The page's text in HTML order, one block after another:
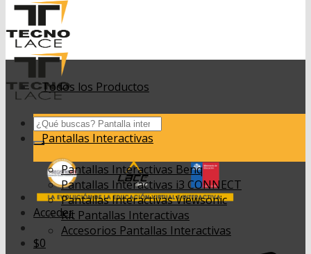
Buscar
por:
Acceder
$0
Todos los Productos
Pantallas Interactivas
Pantallas Interactivas Benq
Pantallas Interactivas i3 CONNECT
Pantallas Interactivas Viewsonic
Kit Pantallas Interactivas
Accesorios Pantallas Interactivas